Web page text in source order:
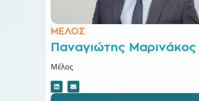
Παναγιώτης Μαρινάκος
Μέλος